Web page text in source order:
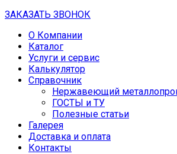
ЗАКАЗАТЬ ЗВОНОК
О Компании
Каталог
Услуги и сервис
Калькулятор
Справочник
Нержавеющий
ГОСТЫ и ТУ
Полезные статьи
Галерея
Доставка и оплата
Контакты